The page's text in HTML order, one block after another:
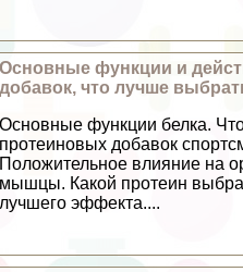
Основные функции и
добавок, что лучше
Основные функции белка.
протеиновых добавок
Положительное влияние на
мышцы. Какой протеин
лучшего эффекта....